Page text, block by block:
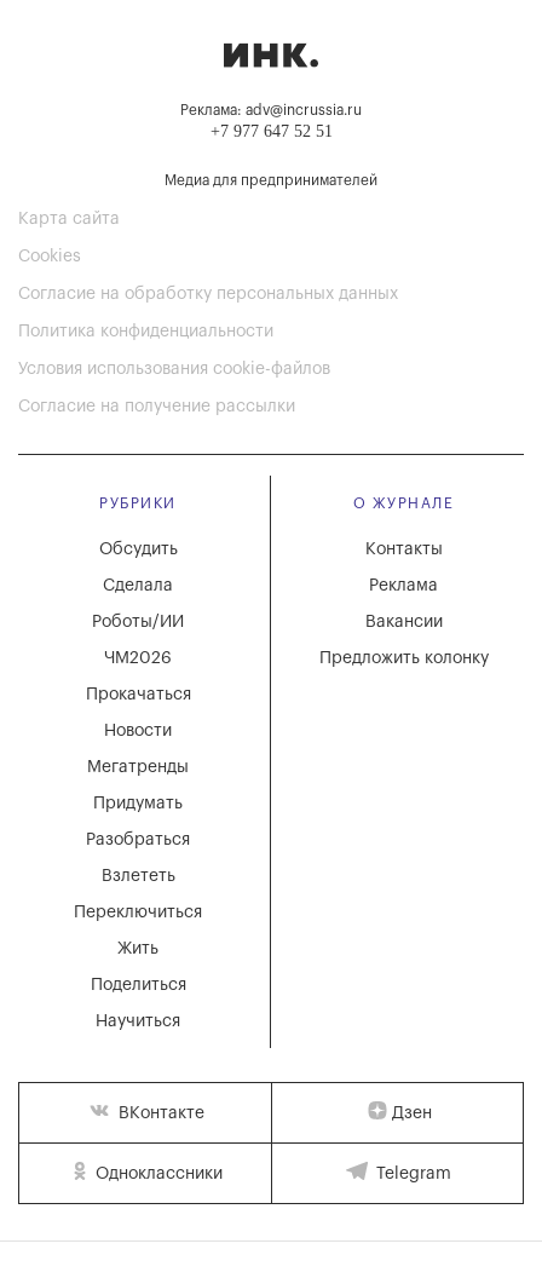
Реклама: adv@incrussia.ru
+7 977 647 52 51
Медиа для предпринимателей
Карта сайта
Cookies
Согласие на обработку персональных данных
Политика конфиденциальности
Условия использования cookie-файлов
Согласие на получение рассылки
РУБРИКИ
Мегатренды
Придумать
Разобраться
Взлететь
Новости
Переключиться
Жить
Поделиться
Научиться
Обсудить
Сделала
Роботы/ИИ
ЧМ2026
Прокачаться
О ЖУРНАЛЕ
Вакансии
Реклама
Контакты
Предложить колонку
ВКонтакте Дзен
Одноклассники Telegram